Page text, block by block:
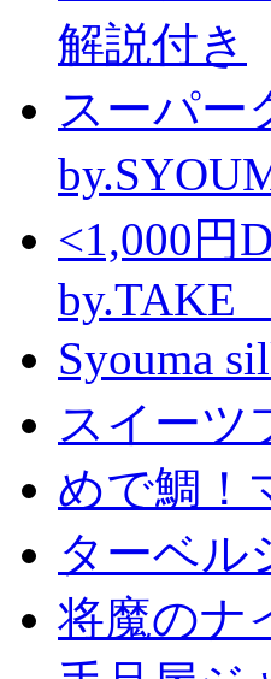
解説付き
スーパ
<1,000
Syouma
スイーツ
めで鯛！
ターベ
将魔のナ